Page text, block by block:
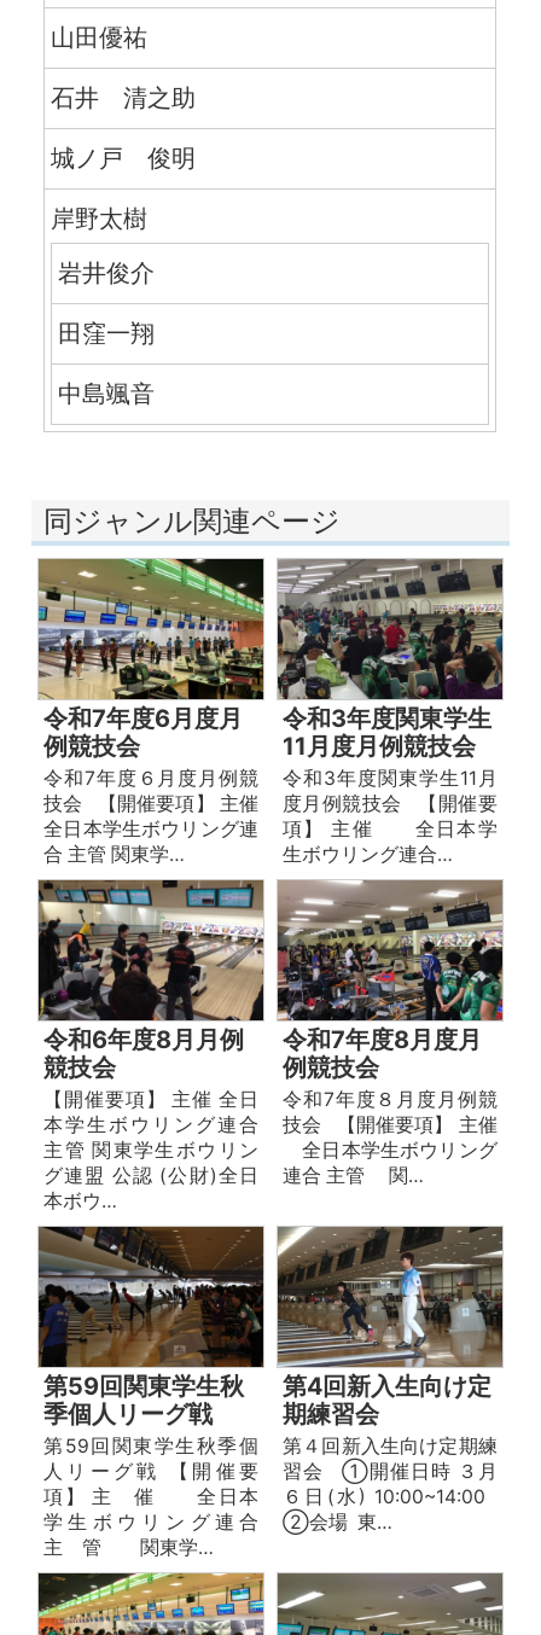
山田優祐
石井 清之助
城ノ戸 俊明
岸野太樹
岩井俊介
田窪一翔
中島颯音
同ジャンル関連ページ
令和7年度6月度月
例競技会
令和7年度６月度月例競
技会 【開催要項】 主催
全日本学生ボウリング連
合 主管 関東学…
令和3年度関東学生
11月度月例競技会
令和3年度関東学生11月
度月例競技会 【開催要
項】 主催 全日本学
生ボウリング連合…
令和6年度8月月例
競技会
【開催要項】 主催 全日
本学生ボウリング連合
主管 関東学生ボウリン
グ連盟 公認 (公財)全日
本ボウ…
令和7年度8月度月
例競技会
令和7年度８月度月例競
技会 【開催要項】 主催
全日本学生ボウリング
連合 主管 関…
第59回関東学生秋
季個人リーグ戦
第59回関東学生秋季個
人リーグ戦 【開催要
項】 主 催 全日本
学生ボウリング連合
主 管 関東学…
第4回新入生向け定
期練習会
第４回新入生向け定期練
習会 ①開催日時 ３月
６日(水) 10:00~14:00
②会場 東…